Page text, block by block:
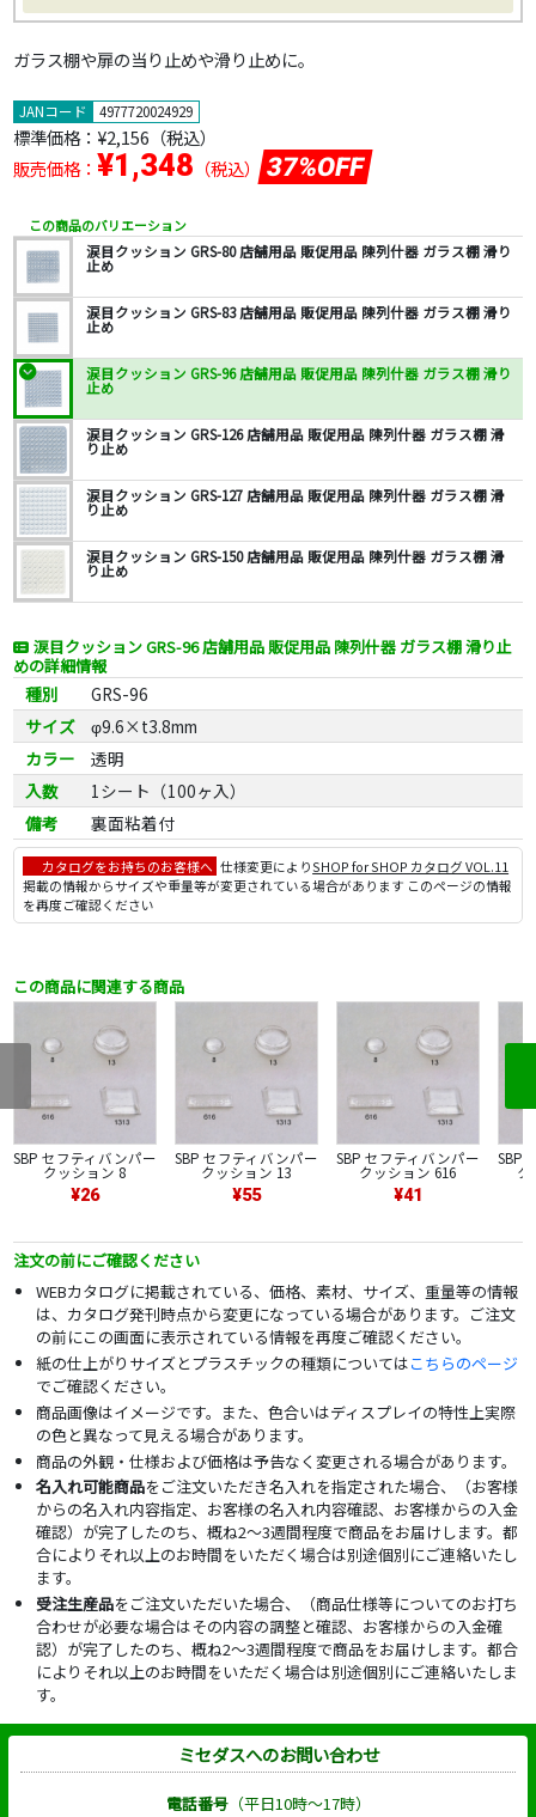
ガラス棚や扉の当り止めや滑り止めに。
JANコード 4977720024929
標準価格： ¥2,156 （税込）
販売価格： ¥1,348 （税込） 37%OFF
この商品のバリエーション
涙目クッション GRS-80 店舗用品 販促用品 陳列什器 ガラス棚 滑り
止め
涙目クッション GRS-83 店舗用品 販促用品 陳列什器 ガラス棚 滑り
止め
涙目クッション GRS-96 店舗用品 販促用品 陳列什器 ガラス棚 滑り
止め
涙目クッション GRS-126 店舗用品 販促用品 陳列什器 ガラス棚 滑
り止め
涙目クッション GRS-127 店舗用品 販促用品 陳列什器 ガラス棚 滑
り止め
涙目クッション GRS-150 店舗用品 販促用品 陳列什器 ガラス棚 滑
り止め
涙目クッション GRS-96 店舗用品 販促用品 陳列什器 ガラス棚 滑り止
めの詳細情報
種別
GRS-96
サイズ
φ9.6×t3.8mm
カラー
透明
入数
1シート（100ヶ入）
備考
裏面粘着付
カタログをお持ちのお客様へ 仕様変更によりSHOP for SHOP カタログ VOL.11
掲載の情報からサイズや重量等が変更されている場合があります このページの情報
を再度ご確認ください
この商品に関連する商品
SBP セフティバンパー
クッション 8
¥26
SBP セフティバンパー
クッション 13
¥55
SBP セフティバンパー
クッション 616
¥41
SBP
ク
注文の前にご確認ください
WEBカタログに掲載されている、価格、素材、サイズ、重量等の情報
は、カタログ発刊時点から変更になっている場合があります。ご注文
の前にこの画面に表示されている情報を再度ご確認ください。
紙の仕上がりサイズとプラスチックの種類についてはこちらのページ
でご確認ください。
商品画像はイメージです。また、色合いはディスプレイの特性上実際
の色と異なって見える場合があります。
商品の外観・仕様および価格は予告なく変更される場合があります。
名入れ可能商品をご注文いただき名入れを指定された場合、（お客様
からの名入れ内容指定、お客様の名入れ内容確認、お客様からの入金
確認）が完了したのち、概ね2～3週間程度で商品をお届けします。都
合によりそれ以上のお時間をいただく場合は別途個別にご連絡いたし
ます。
受注生産品をご注文いただいた場合、（商品仕様等についてのお打ち
合わせが必要な場合はその内容の調整と確認、お客様からの入金確
認）が完了したのち、概ね2～3週間程度で商品をお届けします。都合
によりそれ以上のお時間をいただく場合は別途個別にご連絡いたしま
す。
ミセダスへのお問い合わせ
電話番号（平日10時～17時）